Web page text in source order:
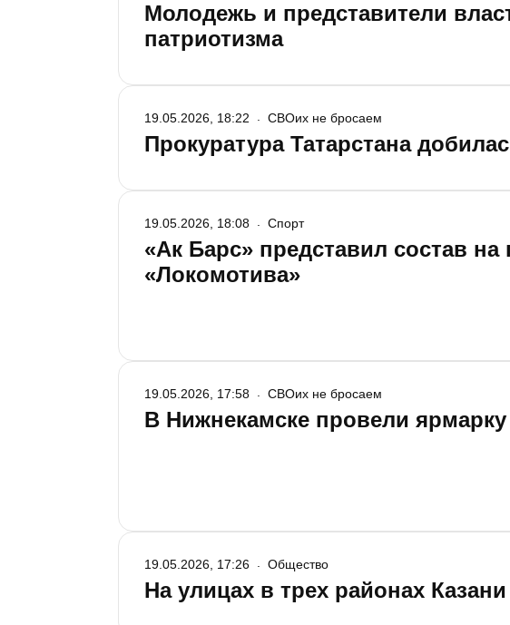
Молодежь и представители
патриотизма
Прокуратура Татарстана
19.05.2026, 18:22 СВОих не бросаем
«Ак Барс» представил состав
«Локомотива»
19.05.2026, 18:08 Спорт
В Нижнекамске провели
19.05.2026, 17:58 СВОих не бросаем
На улицах в трех районах
19.05.2026, 17:26 Общество